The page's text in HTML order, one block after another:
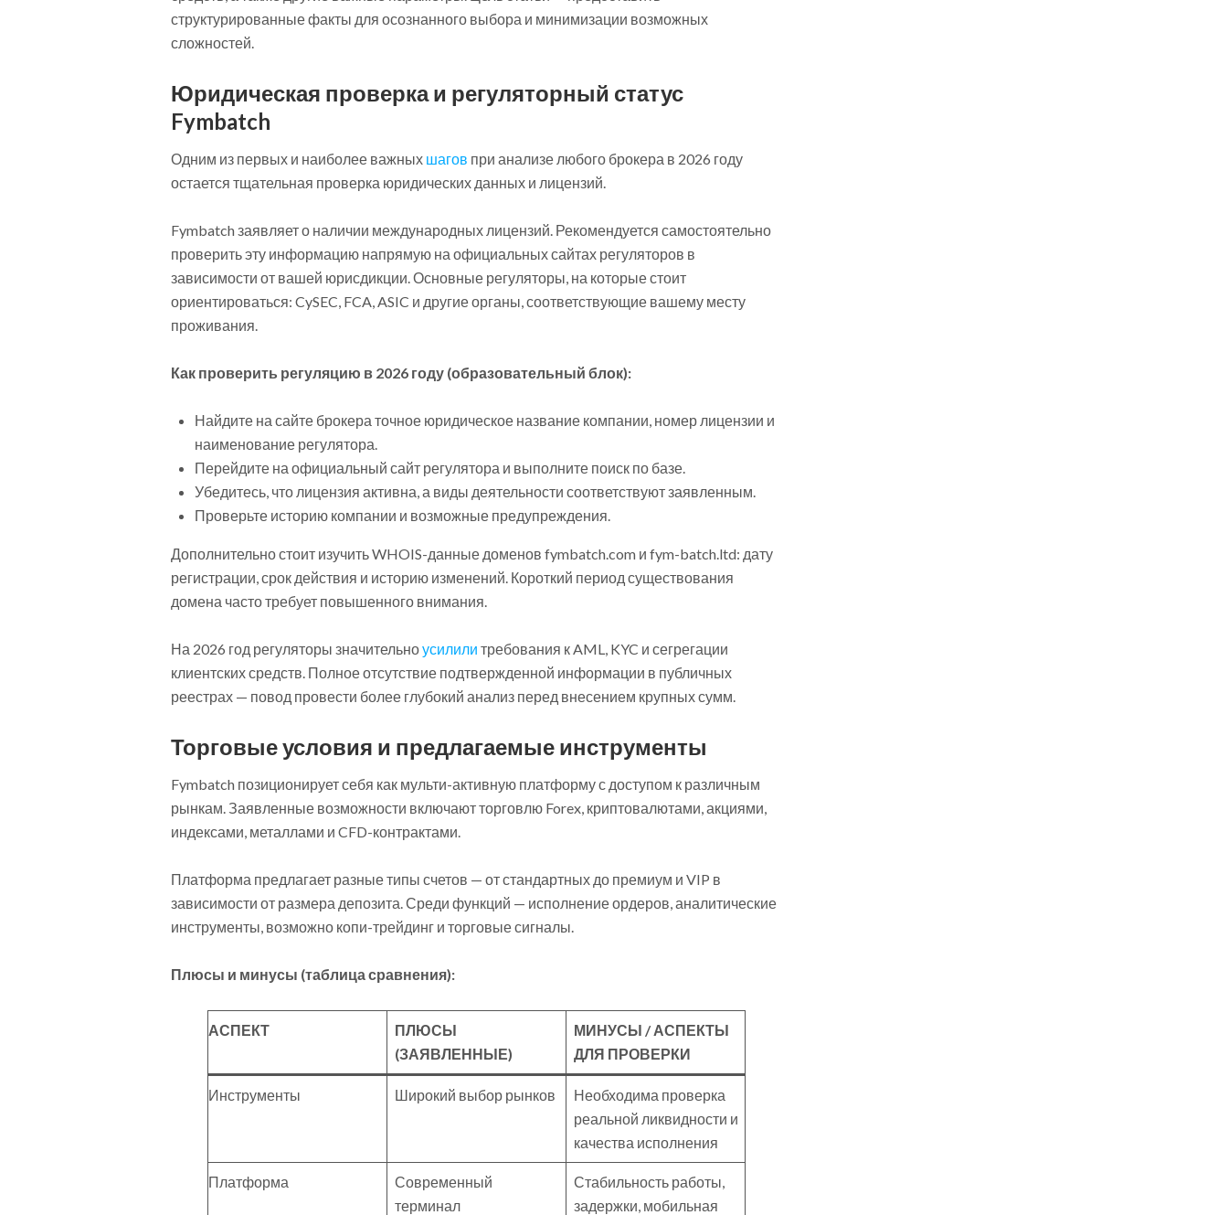
структурированные факты для осознанного выбора и минимизации возможных
сложностей.
Юридическая проверка и регуляторный статус
Fymbatch
Одним из первых и наиболее важных шагов при анализе любого брокера в 2026 году
остается тщательная проверка юридических данных и лицензий.
Fymbatch заявляет о наличии международных лицензий. Рекомендуется самостоятельно
проверить эту информацию напрямую на официальных сайтах регуляторов в
зависимости от вашей юрисдикции. Основные регуляторы, на которые стоит
ориентироваться: CySEC, FCA, ASIC и другие органы, соответствующие вашему месту
проживания.
Как проверить регуляцию в 2026 году (образовательный блок):
Найдите на сайте брокера точное юридическое название компании, номер лицензии и
наименование регулятора.
Перейдите на официальный сайт регулятора и выполните поиск по базе.
Убедитесь, что лицензия активна, а виды деятельности соответствуют заявленным.
Проверьте историю компании и возможные предупреждения.
Дополнительно стоит изучить WHOIS-данные доменов fymbatch.com и fym-batch.ltd: дату
регистрации, срок действия и историю изменений. Короткий период существования
домена часто требует повышенного внимания.
На 2026 год регуляторы значительноусилили требования к AML, KYC и сегрегации
клиентских средств. Полное отсутствие подтвержденной информации в публичных
реестрах — повод провести более глубокий анализ перед внесением крупных сумм.
Торговые условия и предлагаемые инструменты
Fymbatch позиционирует себя как мульти-активную платформу с доступом к различным
рынкам. Заявленные возможности включают торговлю Forex, криптовалютами, акциями,
индексами, металлами и CFD-контрактами.
Платформа предлагает разные типы счетов — от стандартных до премиум и VIP в
зависимости от размера депозита. Среди функций — исполнение ордеров, аналитические
инструменты, возможно копи-трейдинг и торговые сигналы.
Плюсы и минусы (таблица сравнения):
АСПЕКТ
ПЛЮСЫ
(ЗАЯВЛЕННЫЕ)
МИНУСЫ / АСПЕКТЫ
ДЛЯ ПРОВЕРКИ
Инструменты Широкий выбор рынков
Необходима проверка
реальной ликвидности и
качества исполнения
Платформа
Современный
терминал
Стабильность работы,
задержки, мобильная